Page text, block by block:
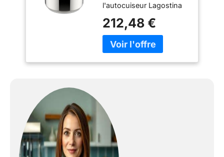
l'autocuiseur Lagostina
fabriquée en acier
inoxydable 18/10, dotée
d'un fond Lagofusion et
acier inoxydable 18/10 ;
hygiénique, anti-
corrosion et
extrêmement brillant
Fond Lagofusion :
212,48 €